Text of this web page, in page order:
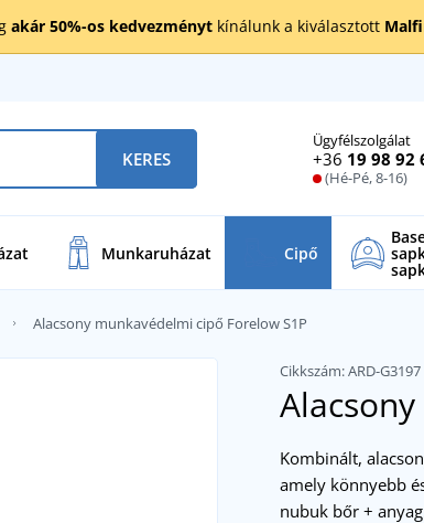
akár 50%-os kedvezményt kínálunk a kiválasztott
Ügyfélszolgálat
+36 19 98 92
(Hé-Pé, 8-16)
KERES
Munkaruházat Cipő
Alacsony munkavédelmi cipő Forelow S1P
Cikkszám:ARD-G3197
Kombinált,
amely könnyebb
nubuk bőr +